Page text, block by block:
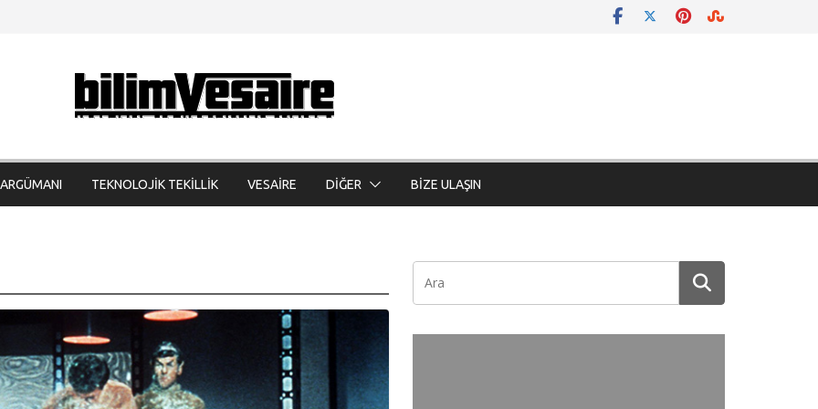
TEKNOLOJİK TEKİLLİK VESAİRE DİĞER BİZE ULAŞIN